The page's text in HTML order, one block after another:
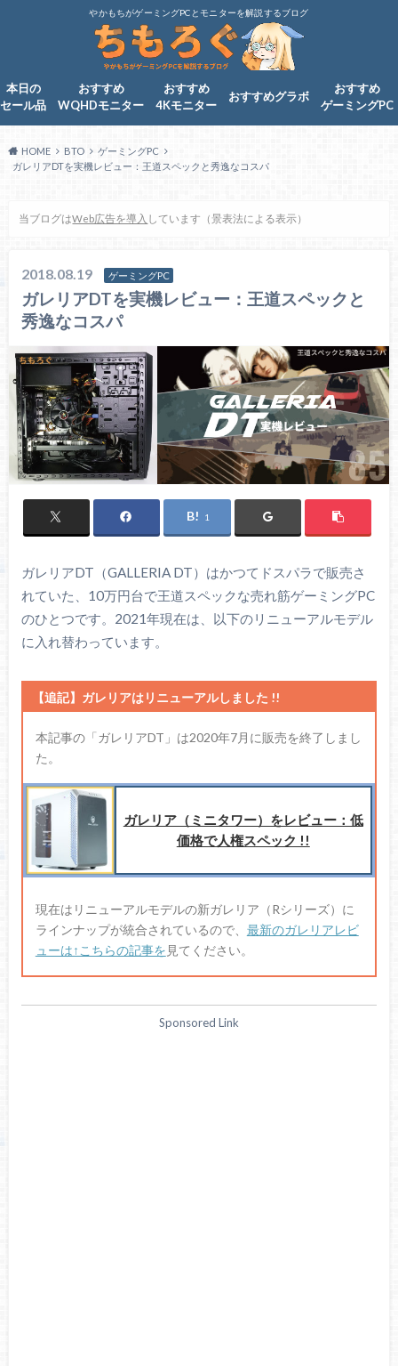
やかもちがゲーミングPCとモニターを解説するブログ
本日の
セール品
おすすめ
WQHDモニター
おすすめ
4Kモニター
おすすめグラボ
おすすめ
ゲーミングPC
HOME BTO
ゲーミングPC
ガレリアDTを実機レビュー：王道スペックと秀逸なコスパ
当ブログはWeb広告を導入 しています（景表法による表示）
2018.08.19 ゲーミングPC
ガレリアDTを実機レビュー：王道スペックと
秀逸なコスパ
1
ガレリアDT（GALLERIA DT）はかつてドスパラで販売さ
れていた、10万円台で王道スペックな売れ筋ゲーミングPC
のひとつです。2021年現在は、以下のリニューアルモデル
に入れ替わっています。
【追記】ガレリアはリニューアルしました !!
本記事の「ガレリアDT」は2020年7月に販売を終了しまし
た。
ガレリア（ミニタワー）をレビュー：低
価格で人権スペック !!
現在はリニューアルモデルの新ガレリア（Rシリーズ）に
ラインナップが統合されているので、 最新のガレリアレビ
ューは↑こちらの記事を 見てください。
Sponsored Link